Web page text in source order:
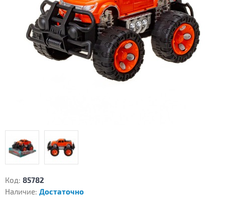
Код: 85782
Наличие: Достаточно